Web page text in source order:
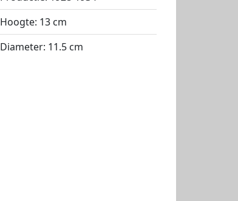
Hoogte: 13 cm
Diameter: 11.5 cm